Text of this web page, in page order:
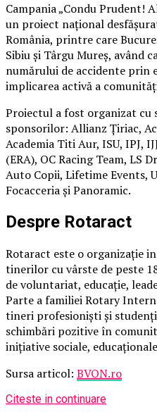
Campania „Condu Prudent!
un proiect național
România, printre care
Sibiu și Târgu Mureș, având
numărului de accidente prin
implicarea activă a
Proiectul a fost organizat
sponsorilor: Allianz Țiriac,
Academia Titi Aur, ISU, IPJ,
(ERA), OC Racing Team, LS
Auto Copii, Lifetime Events,
Focacceria și Panoramic.
Despre Rotaract
Rotaract este o organizație
tinerilor cu vârste de peste
de voluntariat, educație,
Parte a familiei Rotary
tineri profesioniști și
schimbări pozitive în
inițiative sociale,
Sursa articol: BVON.ro
Citeste in continuare